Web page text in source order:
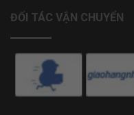
ĐỐI TÁC VẬN CHUYỂN